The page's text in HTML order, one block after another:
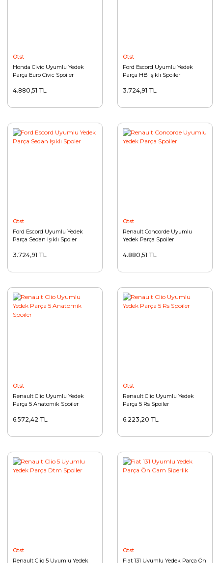
Otst
Honda Civic Uyumlu Yedek
Parça Euro Civic Spoiler
4.880,51 TL
Otst
Ford Escord Uyumlu Yedek
Parça HB Işıklı Spoiler
3.724,91 TL
Otst
Ford Escord Uyumlu Yedek
Parça Sedan Işıklı Spoier
3.724,91 TL
Otst
Renault Concorde Uyumlu
Yedek Parça Spoiler
4.880,51 TL
Otst
Renault Clio Uyumlu Yedek
Parça 5 Anatomik Spoiler
6.572,42 TL
Otst
Renault Clio Uyumlu Yedek
Parça 5 Rs Spoiler
6.223,20 TL
Otst
Renault Clio 5 Uyumlu Yedek
Otst
Fiat 131 Uyumlu Yedek Parça Ön